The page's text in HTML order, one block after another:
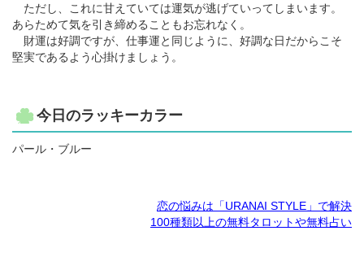
ただし、これに甘えていては運気が逃げていってしまいます。
あらためて気を引き締めることもお忘れなく。
財運は好調ですが、仕事運と同じように、好調な日だからこそ
堅実であるよう心掛けましょう。
今日のラッキーカラー
パール・ブルー
恋の悩みは「URANAI STYLE」で解決
100種類以上の無料タロットや無料占い